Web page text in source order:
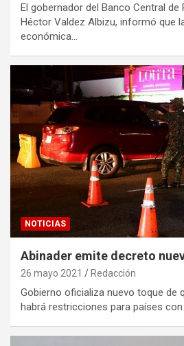
El gobernador del Banco Central de
Héctor Valdez Albizu, informó que
económica…
NOTICIAS
Abinader emite decreto
26 mayo 2021 Redacción
Gobierno oficializa nuevo toque de
habrá restricciones para países